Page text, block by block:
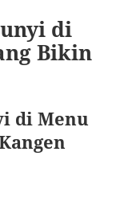
di
Bikin
di Menu